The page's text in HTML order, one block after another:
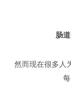
肠
然而现在很多人